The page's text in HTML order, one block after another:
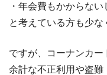
・年会費もかからな
と考えている方も少な
ですが、コーナンカー
余計な不正利用や盗